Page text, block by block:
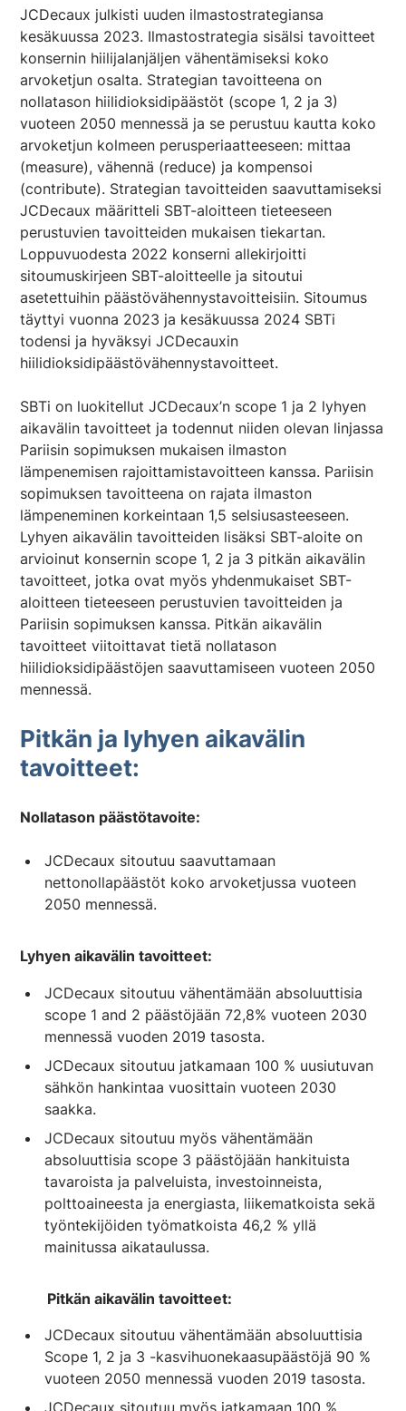
JCDecaux julkisti uuden ilmastostrategiansa
kesäkuussa 2023. Ilmastostrategia sisälsi tavoitteet
konsernin hiilijalanjäljen vähentämiseksi koko
arvoketjun osalta. Strategian tavoitteena on
nollatason hiilidioksidipäästöt (scope 1, 2 ja 3)
vuoteen 2050 mennessä ja se perustuu kautta koko
arvoketjun kolmeen perusperiaatteeseen: mittaa
(measure), vähennä (reduce) ja kompensoi
(contribute). Strategian tavoitteiden saavuttamiseksi
JCDecaux määritteli SBT-aloitteen tieteeseen
perustuvien tavoitteiden mukaisen tiekartan.
Loppuvuodesta 2022 konserni allekirjoitti
sitoumuskirjeen SBT-aloitteelle ja sitoutui
asetettuihin päästövähennystavoitteisiin. Sitoumus
täyttyi vuonna 2023 ja kesäkuussa 2024 SBTi
todensi ja hyväksyi JCDecauxin
hiilidioksidipäästövähennystavoitteet.
SBTi on luokitellut JCDecaux’n scope 1 ja 2 lyhyen
aikavälin tavoitteet ja todennut niiden olevan linjassa
Pariisin sopimuksen mukaisen ilmaston
lämpenemisen rajoittamistavoitteen kanssa. Pariisin
sopimuksen tavoitteena on rajata ilmaston
lämpeneminen korkeintaan 1,5 selsiusasteeseen.
Lyhyen aikavälin tavoitteiden lisäksi SBT-aloite on
arvioinut konsernin scope 1, 2 ja 3 pitkän aikavälin
tavoitteet, jotka ovat myös yhdenmukaiset SBT-
aloitteen tieteeseen perustuvien tavoitteiden ja
Pariisin sopimuksen kanssa. Pitkän aikavälin
tavoitteet viitoittavat tietä nollatason
hiilidioksidipäästöjen saavuttamiseen vuoteen 2050
mennessä.
Pitkän ja lyhyen aikavälin
tavoitteet:
Nollatason päästötavoite:
JCDecaux sitoutuu saavuttamaan
nettonollapäästöt koko arvoketjussa vuoteen
2050 mennessä.
Lyhyen aikavälin tavoitteet:
JCDecaux sitoutuu vähentämään absoluuttisia
scope 1 and 2 päästöjään 72,8% vuoteen 2030
mennessä vuoden 2019 tasosta.
JCDecaux sitoutuu jatkamaan 100 % uusiutuvan
sähkön hankintaa vuosittain vuoteen 2030
saakka.
JCDecaux sitoutuu myös vähentämään
absoluuttisia scope 3 päästöjään hankituista
tavaroista ja palveluista, investoinneista,
polttoaineesta ja energiasta, liikematkoista sekä
työntekijöiden työmatkoista 46,2 % yllä
mainitussa aikataulussa.
Pitkän aikavälin tavoitteet:
JCDecaux sitoutuu vähentämään absoluuttisia
Scope 1, 2 ja 3 -kasvihuonekaasupäästöjä 90 %
vuoteen 2050 mennessä vuoden 2019 tasosta.